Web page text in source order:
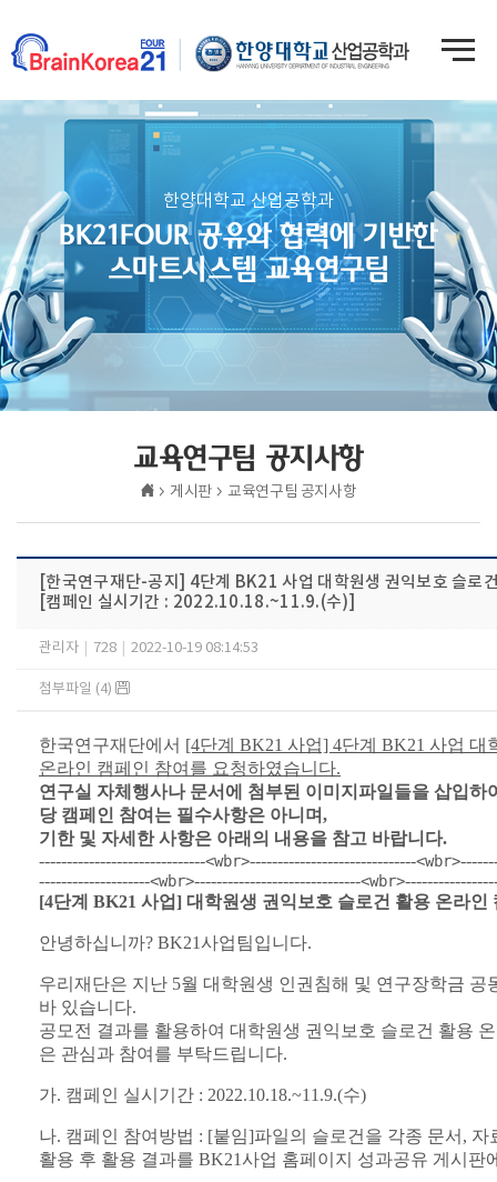
한양대학교 산업공학과
BK21FOUR 공유와 협력에 기반한
스마트시스템 교육연구팀
교육연구팀 공지사항
게시판 교육연구팀 공지사항
[한국연구재단-공지] 4단계 BK21 사업 대학원생 권익보호 슬로
[캠페인 실시기간 : 2022.10.18.~11.9.(수)]
관리자 728 2022-10-19 08:14:53
첨부파일 (4)
한국연구재단에서 [4단계 BK21 사업] 4단계 BK21 사업 대
온라인 캠페인 참여를 요청하였습니다.
연구실 자체행사나 문서에 첨부된 이미지파일들을 삽입하
당 캠페인 참여는 필수사항은 아니며,
기한 및 자세한 사항은 아래의 내용을 참고 바랍니다.
------------------------------<wbr>------------------------------<wbr>
--------------------<wbr>------------------------------<wbr>
[4단계 BK21 사업] 대학원생 권익보호 슬로건 활용 온라인
안녕하십니까? BK21사업팀입니다.
우리재단은 지난 5월 대학원생 인권침해 및 연구장학금 공
바 있습니다.
공모전 결과를 활용하여 대학원생 권익보호 슬로건 활용
은 관심과 참여를 부탁드립니다.
가. 캠페인 실시기간 : 2022.10.18.~11.9.(수)
나. 캠페인 참여방법 : [붙임]파일의 슬로건을 각종 문서,
활용 후 활용 결과를 BK21사업 홈페이지 성과공유 게시판